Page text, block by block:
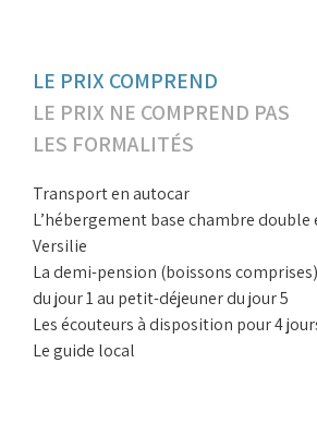
LE PRIX COMPREND
LE PRIX NE COMPREND PAS
LES FORMALITÉS
Transport en autocar
L’hébergement base chambre
Versilie
La demi-pension (boissons
du jour 1 au petit-déjeuner du jour 5
Les écouteurs à disposition pour 4
Le guide local